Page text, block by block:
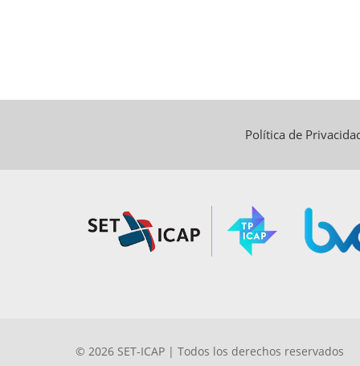
Política de
© 2026 SET-ICAP | Todos los derechos reservados